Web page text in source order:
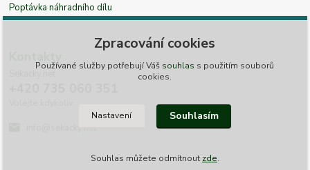
Poptávka náhradního dílu
info@sekacky.net
Zpracování cookies
Používané služby potřebují Váš souhlas s použitím souborů
cookies.
Nastavení Souhlasím
Souhlas můžete odmítnout zde.